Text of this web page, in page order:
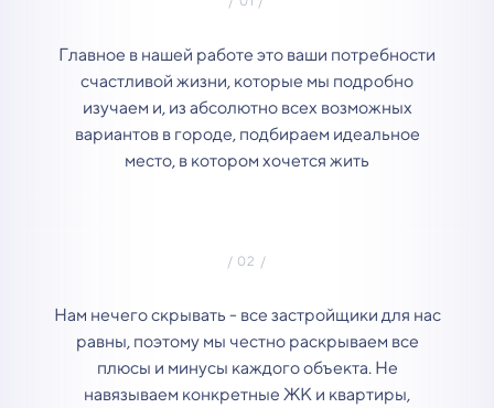
Главное в нашей работе это ваши потребности
счастливой жизни, которые мы подробно
изучаем и, из абсолютно всех возможных
вариантов в городе, подбираем идеальное
место, в котором хочется жить
Нам нечего скрывать - все застройщики для нас
равны, поэтому мы честно раскрываем все
плюсы и минусы каждого объекта. Не
навязываем конкретные ЖК и квартиры,